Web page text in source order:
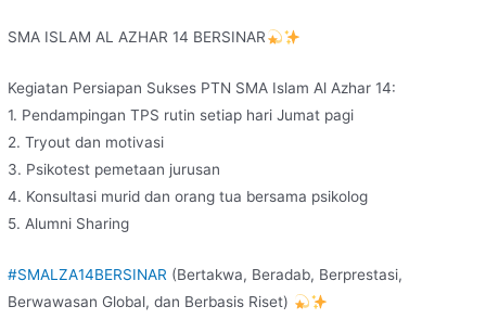
SMA ISLAM AL AZHAR 14 BERSINAR
Kegiatan Persiapan Sukses PTN SMA Islam Al Azhar 14:
1. Pendampingan TPS rutin setiap hari Jumat pagi
2. Tryout dan motivasi
3. Psikotest pemetaan jurusan
4. Konsultasi murid dan orang tua bersama psikolog
5. Alumni Sharing
#SMALZA14BERSINAR (Bertakwa, Beradab, Berprestasi,
Berwawasan Global, dan Berbasis Riset)